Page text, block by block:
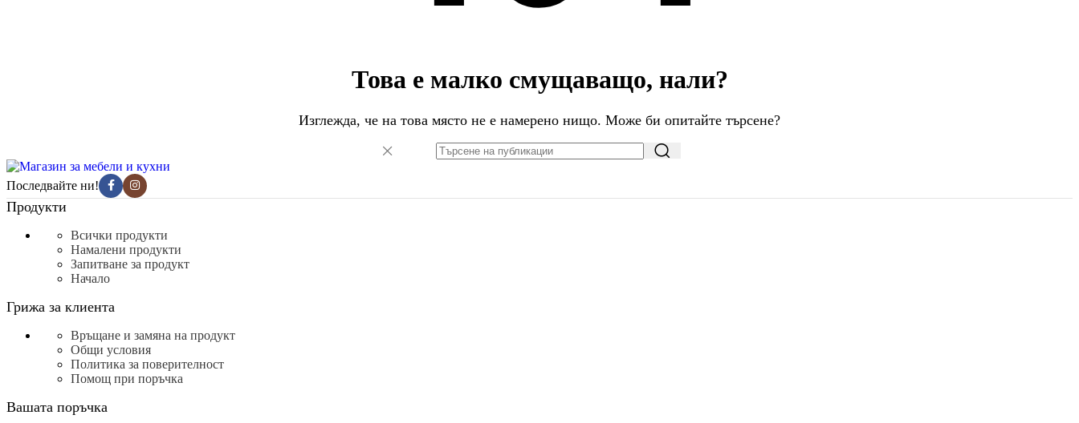
Това е малко смущаващо, нали?
Изглежда, че на това място не е намерено нищо. Може би опитайте търсене?
Последвайте ни!
Продукти
Всички продукти
Намалени продукти
Запитване за продукт
Начало
Грижа за клиента
Връщане и замяна на продукт
Общи условия
Политика за поверителност
Помощ при поръчка
Вашата поръчка